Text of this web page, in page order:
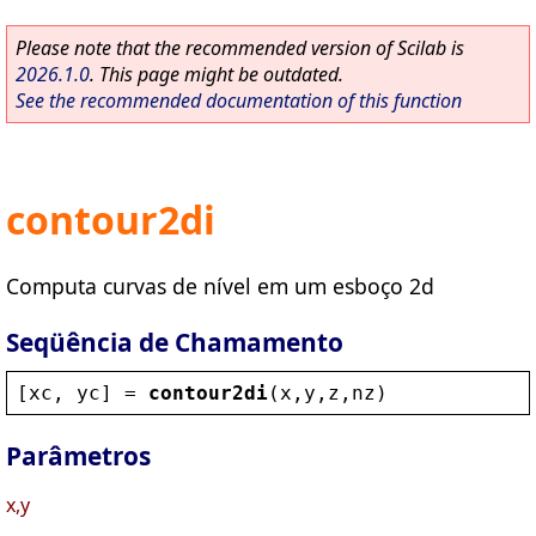
Please note that the recommended version of Scilab is
2026.1.0. This page might be outdated.
See the recommended documentation of this function
contour2di
Computa curvas de nível em um esboço 2d
Seqüência de Chamamento
[ xc , yc] = contour2di( x , y , z , nz )
Parâmetros
x,y